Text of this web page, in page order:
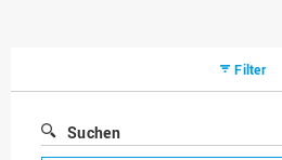
Filter
Suchen